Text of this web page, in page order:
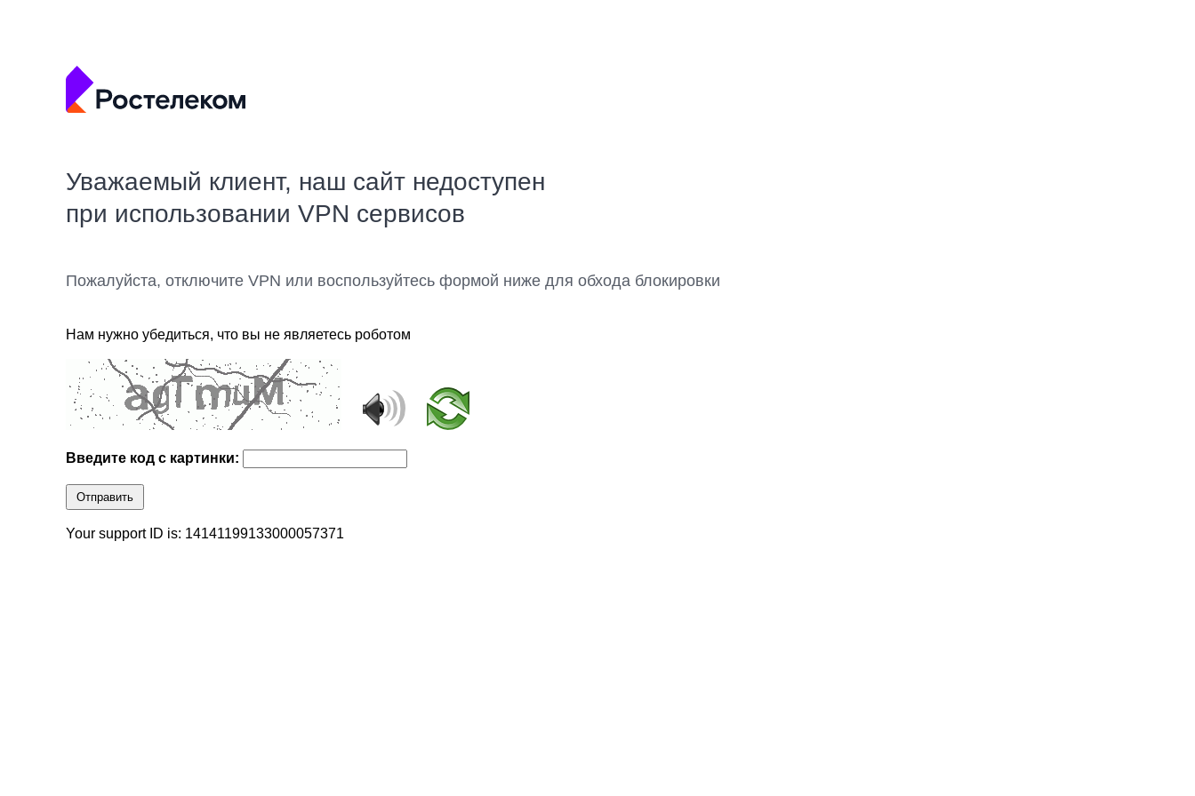
Уважаемый клиент, наш сайт недоступен
при использовании VPN сервисов
Пожалуйста, отключите VPN или воспользуйтесь формой ниже для обхода блокировки
Нам нужно убедиться, что вы не являетесь роботом
Введите код с картинки:
Отправить
Your support ID is: 14141199133000057371